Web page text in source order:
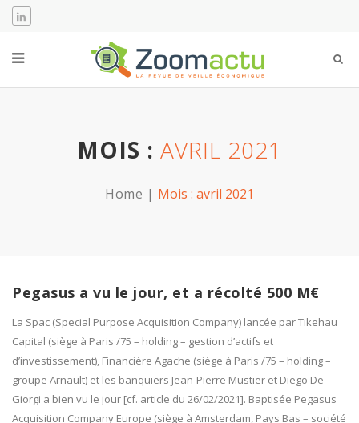
MOIS : AVRIL 2021
Home Mois : avril 2021
Pegasus a vu le jour, et a récolté 500 M€
La Spac (Special Purpose Acquisition Company) lancée par Tikehau
Capital (siège à Paris /75 – holding – gestion d’actifs et
d’investissement), Financière Agache (siège à Paris /75 – holding –
groupe Arnault) et les banquiers Jean-Pierre Mustier et Diego De
Giorgi a bien vu le jour [cf. article du 26/02/2021]. Baptisée Pegasus
Acquisition Company Europe (siège à Amsterdam, Pays Bas – société